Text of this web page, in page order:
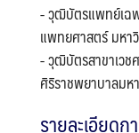
- วุฒิบัตรแพทย์เฉ
แพทยศาสตร์ มหา
- วุฒิบัตรสาขาเว
ศิริราชพยาบาลม
รายละเอียดก